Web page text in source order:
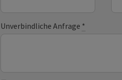
Unverbindliche Anfrage *